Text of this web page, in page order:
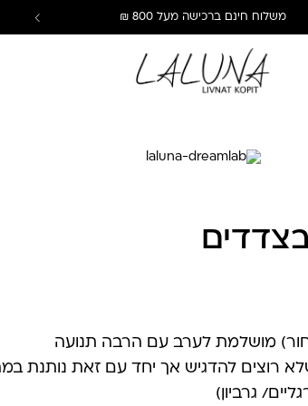
משלוח חינם ברכישה מעל 800 ₪
מושלמת לערב עם הרבה תנועה
רוצים להדגיש אך יחד עם זאת נותנת
גרביון)